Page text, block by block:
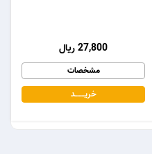
27,800 ریال
مشخصات
خریـــــــد